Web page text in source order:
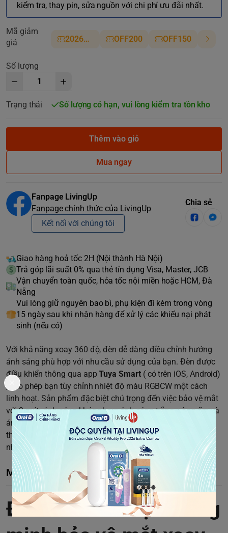
kiểm tra, thay pin, sửa nguồn với chi phí ưu đãi nhất.
Mã giảm
giá
2026NM OFF200 OFF150
Số lượng
Trạng thái Số lượng có hạn, vui lòng kiểm tra tồn kho
Thêm vào giỏ
Mua ngay
Fanpage LivingUp
Fanpage chính thức của LivingUp
Kết nối với chúng tôi
Chia sẻ
Giao hàng hoả tốc 2H (Nội thành Hà Nội)
Trả góp lãi suất 0% qua thẻ tín dụng Visa, Master, JCB
Vận chuyển toàn quốc, hỏa tốc nội miền hoặc HCM, Đà
Nẵng
Vui lòng giữ nguyên bao bì, phụ kiện đi kèm trong vòng
15 ngày sau khi nhận hàng để xử lý các khiếu nại phát
sinh (nếu có)
Với khả năng xoay 360 độ, đèn dễ dàng điều chỉnh hướng
ánh sáng phù hợp với nhu cầu sử dụng của bạn. Đèn được
điều khiển thông qua appTuya Smart( có trên iOS, Android)
, cho phép bạn tùy chỉnh nhiệt độ màu RGBCW một cách
linh hoạt. Sản phẩm đặc biệt chú trọng đến việc bảo vệ mắt
với 3 mức ánh sáng khác nhau: ánh sáng trắng, vàng ấm và
ánh sáng tự nhiên, đồng thời có thể điều chỉnh công suất
theo phần trăm để tạo ra môi trường làm việc thoải mái
nhất.
Mô tả chi tiết
Đèn bàn làm việc thông